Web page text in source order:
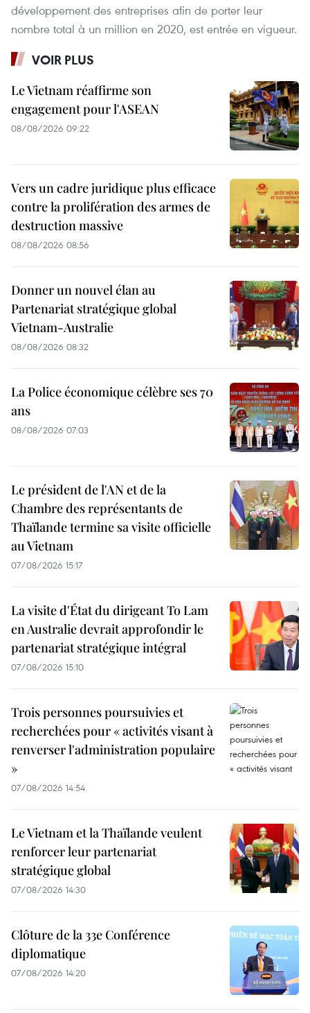
développement des entreprises afin de porter leur
nombre total à un million en 2020, est entrée en vigueur.
VOIR PLUS
Le Vietnam réaffirme son
engagement pour l'ASEAN
08/08/2026 09:22
Vers un cadre juridique plus efficace
contre la prolifération des armes de
destruction massive
08/08/2026 08:56
Donner un nouvel élan au
Partenariat stratégique global
Vietnam-Australie
08/08/2026 08:32
La Police économique célèbre ses 70
ans
08/08/2026 07:03
Le président de l'AN et de la
Chambre des représentants de
Thaïlande termine sa visite officielle
au Vietnam
07/08/2026 15:17
La visite d'État du dirigeant To Lam
en Australie devrait approfondir le
partenariat stratégique intégral
07/08/2026 15:10
Trois personnes poursuivies et
recherchées pour « activités visant à
renverser l'administration populaire
»
07/08/2026 14:54
Le Vietnam et la Thaïlande veulent
renforcer leur partenariat
stratégique global
07/08/2026 14:30
Clôture de la 33e Conférence
diplomatique
07/08/2026 14:20